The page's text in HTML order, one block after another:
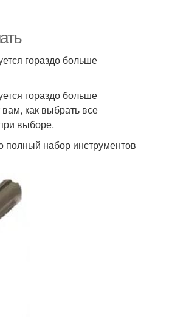
гораздо больше
гораздо больше
как выбрать все
выборе.
полный набор инструментов